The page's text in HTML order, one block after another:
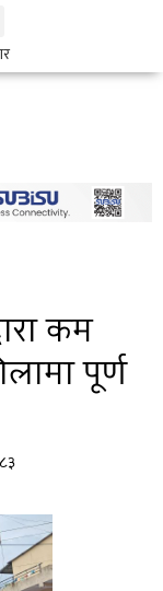
कम
पूर्ण